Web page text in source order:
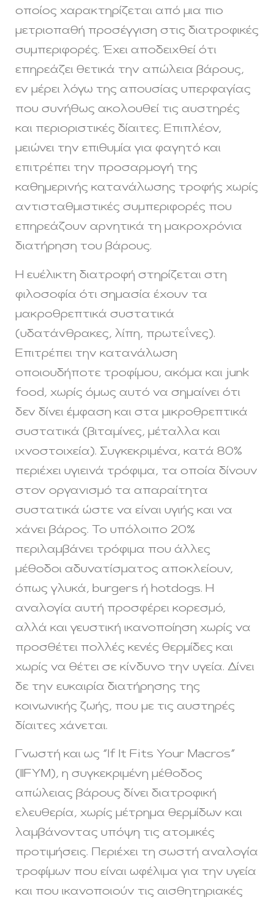
οποίος χαρακτηρίζεται από μια πιο
μετριοπαθή προσέγγιση στις διατροφικές
συμπεριφορές. Έχει αποδειχθεί ότι
επηρεάζει θετικά την απώλεια βάρους,
εν μέρει λόγω της απουσίας υπερφαγίας
που συνήθως ακολουθεί τις αυστηρές
και περιοριστικές δίαιτες. Επιπλέον,
μειώνει την επιθυμία για φαγητό και
επιτρέπει την προσαρμογή της
καθημερινής κατανάλωσης τροφής χωρίς
αντισταθμιστικές συμπεριφορές που
επηρεάζουν αρνητικά τη μακροχρόνια
διατήρηση του βάρους.
Η ευέλικτη διατροφή στηρίζεται στη
φιλοσοφία ότι σημασία έχουν τα
μακροθρεπτικά συστατικά
(υδατάνθρακες, λίπη, πρωτεΐνες).
Επιτρέπει την κατανάλωση
οποιουδήποτε τροφίμου, ακόμα και junk
food, χωρίς όμως αυτό να σημαίνει ότι
δεν δίνει έμφαση και στα μικροθρεπτικά
συστατικά (βιταμίνες, μέταλλα και
ιχνοστοιχεία). Συγκεκριμένα, κατά 80%
περιέχει υγιεινά τρόφιμα, τα οποία δίνουν
στον οργανισμό τα απαραίτητα
συστατικά ώστε να είναι υγιής και να
χάνει βάρος. Το υπόλοιπο 20%
περιλαμβάνει τρόφιμα που άλλες
μέθοδοι αδυνατίσματος αποκλείουν,
όπως γλυκά, burgers ή hotdogs. Η
αναλογία αυτή προσφέρει κορεσμό,
αλλά και γευστική ικανοποίηση χωρίς να
προσθέτει πολλές κενές θερμίδες και
χωρίς να θέτει σε κίνδυνο την υγεία. Δίνει
δε την ευκαιρία διατήρησης της
κοινωνικής ζωής, που με τις αυστηρές
δίαιτες χάνεται.
Γνωστή και ως “If It Fits Your Macros”
(IIFYM), η συγκεκριμένη μέθοδος
απώλειας βάρους δίνει διατροφική
ελευθερία, χωρίς μέτρημα θερμίδων και
λαμβάνοντας υπόψη τις ατομικές
προτιμήσεις. Περιέχει τη σωστή αναλογία
τροφίμων που είναι ωφέλιμα για την υγεία
και που ικανοποιούν τις αισθητηριακές